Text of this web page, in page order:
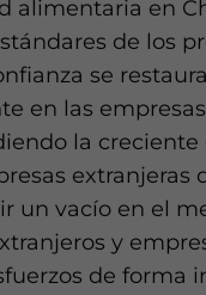
alimentaria en
de los
se
en las
la
extranjeras
un vacío en el
y
de forma